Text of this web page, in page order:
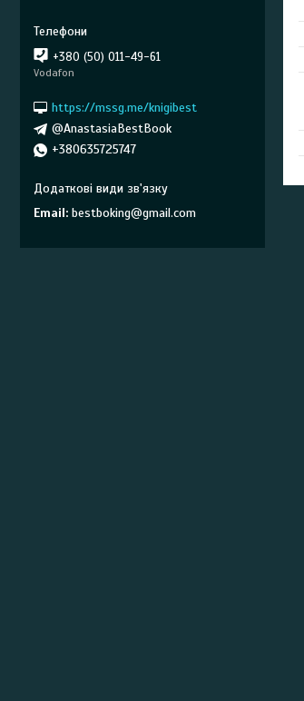
+380 (50) 011-49-61
Vodafon
https://mssg.me/knigibest
@AnastasiaBestBook
+380635725747
Email bestboking@gmail.com